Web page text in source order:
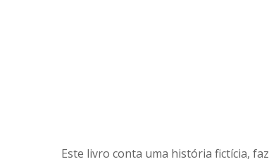
Este livro conta uma história fictícia,